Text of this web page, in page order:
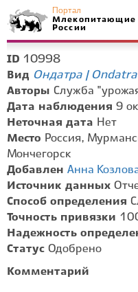
Портал
Млекопитающие
России
ID 10998
Вид Ондатра |
Авторы Служба
Дата наблюдения 9
Неточная дата Нет
Место Россия,
Мончегорск
Добавлен Анна
Источник данных
Способ определения
Точность привязки
Надежность
Статус Одобрено
Комментарий